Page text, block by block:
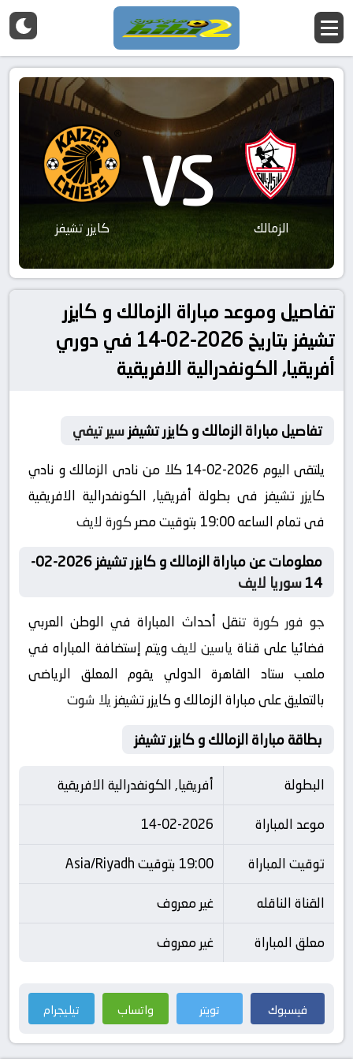
الزمالك VS كايزر تشيفز
تفاصيل وموعد مباراة الزمالك و كايزر
تشيفز بتاريخ 2026-02-14 في دوري
أفريقيا, الكونفدرالية الافريقية
تفاصيل مباراة الزمالك و كايزر تشيفز سير تيفي
يلتقى اليوم 2026-02-14 كلا من نادى الزمالك و نادي
كايزر تشيفز فى بطولة أفريقيا, الكونفدرالية الافريقية
فى تمام الساعه 19:00 بتوقيت مصر
كورة لايف
معلومات عن مباراة الزمالك و كايزر تشيفز 2026-02-
14سوريا لايف
جو فور كورة تنقل أحداث المباراة في الوطن العربي
فضائيا على قناة ياسين لايفويتم إستضافة المباراه في
ملعب ستاد القاهرة الدولي يقوم المعلق الرياضى
بالتعليق على مباراة الزمالك و كايزر تشيفز يلا شوت
بطاقة مباراة الزمالك و كايزر تشيفز
البطولة
أفريقيا, الكونفدرالية الافريقية
موعد المباراة
14-02-2026
توقيت المباراة
19:00 بتوقيت Asia/Riyadh
القناة الناقله
غير معروف
معلق المباراة
غير معروف
فيسبوك تويتر واتساب تيليجرام